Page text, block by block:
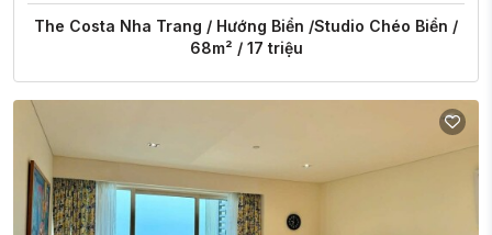
The Costa Nha Trang / Hướng Biển /Studio Chéo Biển /
68m² / 17 triệu